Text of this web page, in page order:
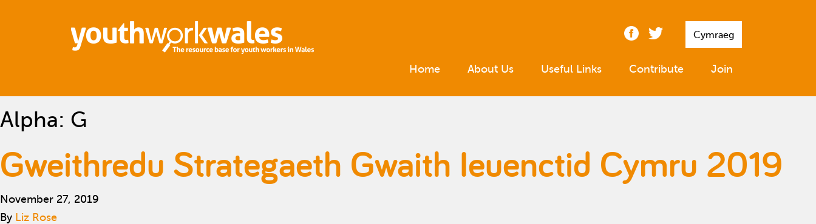
Cymraeg
Home About Us Useful Links Contribute Join
Alpha: G
Gweithredu Strategaeth Gwaith Ieuenctid Cymru 2019
November 27, 2019
By Liz Rose